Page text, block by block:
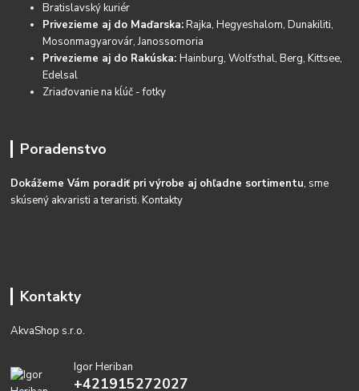
Bratislavský kuriér
Privezieme aj do Maďarska:Rajka, Hegyeshalom, Dunakiliti,
Mosonmagyarovár, Janossomoria
Privezieme aj do Rakúska:Hainburg, Wolfsthal, Berg, Kittsee,
Edelsal
Zriaďovanie na kĺúč - fotky
Poradenstvo
Dokážeme Vám poradiť pri výrobe aj ohľadne sortimentu, sme
skúsený akvaristi a teraristi.Kontakty
Kontakty
AkvaShop s.r.o.
Igor Heriban
+421915272027